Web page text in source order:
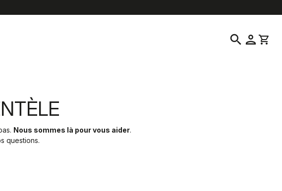
search person shopping_cart
Nous sommes là pour vous aider.
questions.